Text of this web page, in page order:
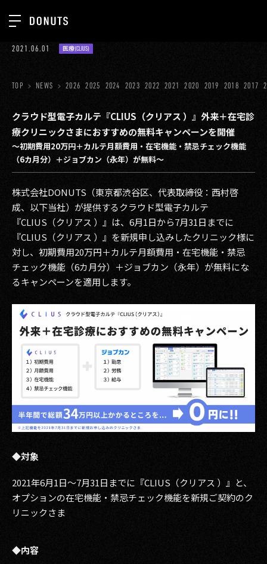
ジョブカン
ゲーム
ミクチャ
医療(CLIUS)
出版メディア
美少女図鑑
イベント
タテドラ
その他事業
2026
2025
2024
2023
2022
2020
TOP
ABOUT
SERVICES
GROUP
RECRUIT
CONTACT
2021.06.01 医療(CLIUS)
TOP NEWS 2026 2025 2024 2023 2022 2021 2020 2019 2018 2017
クラウド型電子カルテ『CLIUS（クリアス ）』外来＋在宅診
療クリニックさまにおすすめの無料キャンペーンを開催
〜初期費用20万円＋カルテ月額費用・在宅機能・禁忌チェック機能
（6カ月分）＋ジョブカン（永年）が無料〜
株式会社DONUTS（東京都渋谷区、代表取締役：西村啓
成、以下当社）が提供するクラウド型電子カルテ
『CLIUS（クリアス ）』は、6月1日から7月31日までに
『CLIUS（クリアス ）』を新規申し込みしたクリニック様に
対し、初期費用20万円＋カルテ月額費用・在宅機能・禁忌
チェック機能（6カ月分）＋ジョブカン（永年）が無料にな
るキャンペーンを適用します。
◆対象
2021年6月1日〜7月31日までに『CLIUS（クリアス ）』と、
オプションの在宅機能・禁忌チェック機能を新規ご契約のク
リニックさま
◆内容